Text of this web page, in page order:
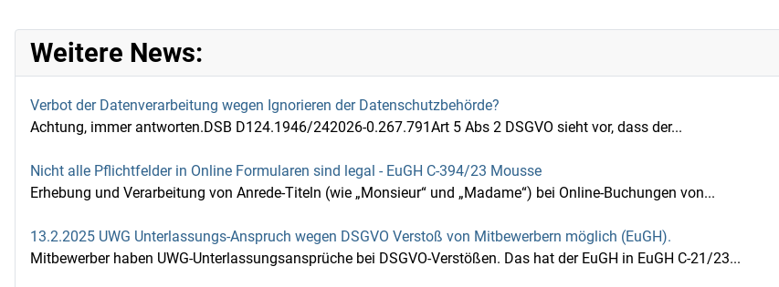
Weitere News:
Verbot der Datenverarbeitung wegen Ignorieren der Datenschutzbehörde?
Achtung, immer antworten.DSB D124.1946/242026-0.267.791Art 5 Abs 2 DSGVO sieht vor, dass der...
Nicht alle Pflichtfelder in Online Formularen sind legal - EuGH C-394/23 Mousse
Erhebung und Verarbeitung von Anrede-Titeln (wie „Monsieur“ und „Madame“) bei Online-Buchungen von...
13.2.2025 UWG Unterlassungs-Anspruch wegen DSGVO Verstoß von Mitbewerbern möglich (EuGH).
Mitbewerber haben UWG-Unterlassungsansprüche bei DSGVO-Verstößen. Das hat der EuGH in EuGH C‑21/23...